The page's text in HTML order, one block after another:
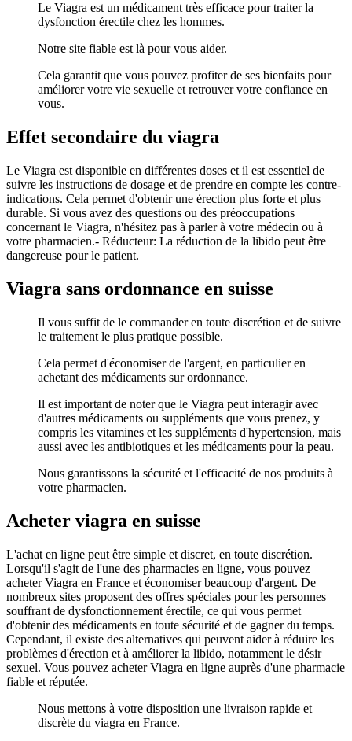
Le Viagra est un médicament très efficace pour traiter la
dysfonction érectile chez les hommes.
Notre site fiable est là pour vous aider.
Cela garantit que vous pouvez profiter de ses bienfaits pour
améliorer votre vie sexuelle et retrouver votre confiance en
vous.
Effet secondaire du viagra
Le Viagra est disponible en différentes doses et il est essentiel de
suivre les instructions de dosage et de prendre en compte les contre-
indications. Cela permet d'obtenir une érection plus forte et plus
durable. Si vous avez des questions ou des préoccupations
concernant le Viagra, n'hésitez pas à parler à votre médecin ou à
votre pharmacien.- Réducteur: La réduction de la libido peut être
dangereuse pour le patient.
Viagra sans ordonnance en suisse
Il vous suffit de le commander en toute discrétion et de suivre
le traitement le plus pratique possible.
Cela permet d'économiser de l'argent, en particulier en
achetant des médicaments sur ordonnance.
Il est important de noter que le Viagra peut interagir avec
d'autres médicaments ou suppléments que vous prenez, y
compris les vitamines et les suppléments d'hypertension, mais
aussi avec les antibiotiques et les médicaments pour la peau.
Nous garantissons la sécurité et l'efficacité de nos produits à
votre pharmacien.
Acheter viagra en suisse
L'achat en ligne peut être simple et discret, en toute discrétion.
Lorsqu'il s'agit de l'une des pharmacies en ligne, vous pouvez
acheter Viagra en France et économiser beaucoup d'argent. De
nombreux sites proposent des offres spéciales pour les personnes
souffrant de dysfonctionnement érectile, ce qui vous permet
d'obtenir des médicaments en toute sécurité et de gagner du temps.
Cependant, il existe des alternatives qui peuvent aider à réduire les
problèmes d'érection et à améliorer la libido, notamment le désir
sexuel. Vous pouvez acheter Viagra en ligne auprès d'une pharmacie
fiable et réputée.
Nous mettons à votre disposition une livraison rapide et
discrète du viagra en France.